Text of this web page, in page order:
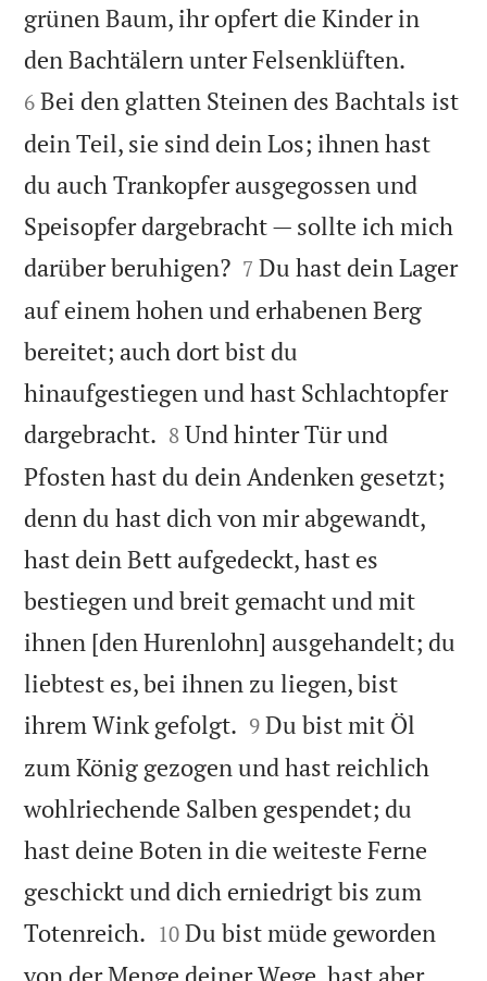
grünen Baum, ihr opfert die Kinder in
den Bachtälern unter Felsenklüften.
6 Bei den glatten Steinen des Bachtals ist
dein Teil, sie sind dein Los; ihnen hast
du auch Trankopfer ausgegossen und
Speisopfer dargebracht — sollte ich mich
darüber beruhigen?
7 Du hast dein Lager
auf einem hohen und erhabenen Berg
bereitet; auch dort bist du
hinaufgestiegen und hast Schlachtopfer
dargebracht. 

8 Und hinter Tür und
Pfosten hast du dein Andenken gesetzt;
denn du hast dich von mir abgewandt,
hast dein Bett aufgedeckt, hast es
bestiegen und breit gemacht und mit
ihnen [den Hurenlohn] ausgehandelt; du
liebtest es, bei ihnen zu liegen, bist
ihrem Wink gefolgt. 

9 Du bist mit Öl
zum König gezogen und hast reichlich
wohlriechende Salben gespendet; du
hast deine Boten in die weiteste Ferne
geschickt und dich erniedrigt bis zum
Totenreich. 

10 Du bist müde geworden